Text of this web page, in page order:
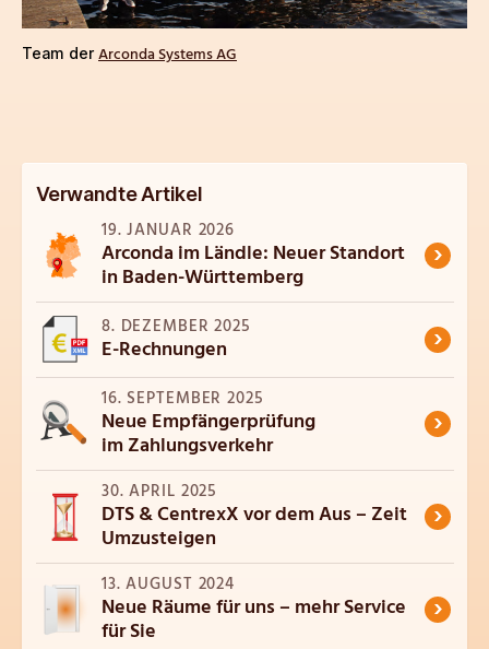
Team der Arconda Systems AG
Verwandte Artikel
19. JANUAR 2026
Arconda im Ländle: Neuer Standort
in Baden-Württemberg ›
8. DEZEMBER 2025
E-Rechnungen ›
16. SEPTEMBER 2025
Neue Empfängerprüfung
im Zahlungsverkehr ›
30. APRIL 2025
DTS & CentrexX vor dem Aus – Zeit
Umzusteigen ›
13. AUGUST 2024
Neue Räume für uns – mehr Service
für Sie ›